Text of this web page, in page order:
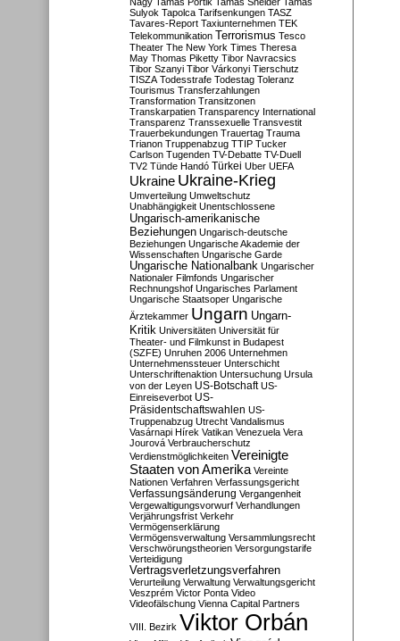
Sulyok Tapolca Tarifsenkungen TASZ
Tavares-Report Taxiunternehmen TEK
Telekommunikation Terrorismus Tesco
Theater The New York Times Theresa
May Thomas Piketty Tibor Navracsics
Tibor Szanyi Tibor Várkonyi Tierschutz
TISZA Todesstrafe Todestag Toleranz
Tourismus Transferzahlungen
Transformation Transitzonen
Transkarpatien Transparency International
Transparenz Transsexuelle Transvestit
Trauerbekundungen Trauertag Trauma
Trianon Truppenabzug TTIP Tucker
Carlson Tugenden TV-Debatte TV-Duell
TV2 Tünde Handó Türkei Uber UEFA
Ukraine Ukraine-Krieg
Umverteilung Umweltschutz
Unabhängigkeit Unentschlossene
Ungarisch-amerikanische
Beziehungen Ungarisch-deutsche
Beziehungen Ungarische Akademie der
Wissenschaften Ungarische Garde
Ungarische Nationalbank Ungarischer
Nationaler Filmfonds Ungarischer
Rechnungshof Ungarisches Parlament
Ungarische Staatsoper Ungarische
Ärztekammer Ungarn Ungarn-
Kritik Universitäten Universität für
Theater- und Filmkunst in Budapest
(SZFE) Unruhen 2006 Unternehmen
Unternehmenssteuer Unterschicht
Unterschriftenaktion Untersuchung Ursula
von der Leyen US-Botschaft US-
Einreiseverbot US-
Präsidentschaftswahlen US-
Truppenabzug Utrecht Vandalismus
Vasárnapi Hírek Vatikan Venezuela Vera
Jourová Verbraucherschutz
Verdienstmöglichkeiten Vereinigte
Staaten von Amerika Vereinte
Nationen Verfahren Verfassungsgericht
Verfassungsänderung Vergangenheit
Vergewaltigungsvorwurf Verhandlungen
Verjährungsfrist Verkehr
Vermögenserklärung
Vermögensverwaltung Versammlungsrecht
Verschwörungstheorien Versorgungstarife
Verteidigung
Vertragsverletzungsverfahren
Verurteilung Verwaltung Verwaltungsgericht
Veszprém Victor Ponta Video
Videofälschung Vienna Capital Partners
VIII. Bezirk Viktor Orbán